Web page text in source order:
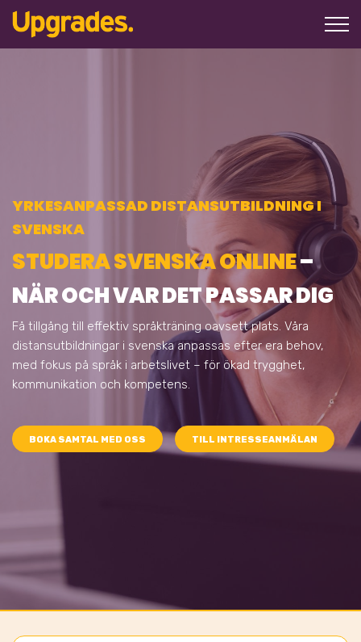
YRKESANPASSAD DISTANSUTBILDNING I
SVENSKA
STUDERA SVENSKA ONLINE–
NÄR OCH VAR DET PASSAR DIG
Få tillgång till effektiv språkträning oavsett plats. Våra
distansutbildningar i svenska anpassas efter era behov,
med fokus på språk i arbetslivet – för ökad trygghet,
kommunikation och kompetens.
BOKA SAMTAL MED OSS TILL INTRESSEANMÄLAN